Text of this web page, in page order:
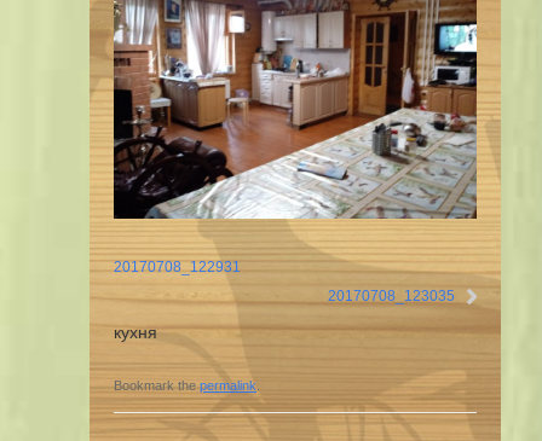
20170708_122931
20170708_123035
кухня
Bookmark the permalink